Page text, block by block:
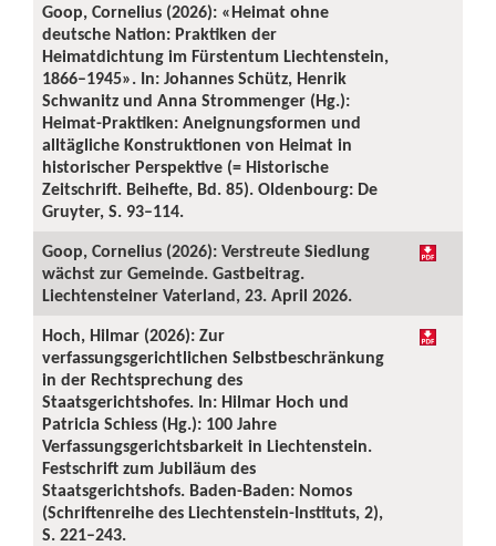
Goop, Cornelius (2026): «Heimat ohne
deutsche Nation: Praktiken der
Heimatdichtung im Fürstentum Liechtenstein,
1866–1945». In: Johannes Schütz, Henrik
Schwanitz und Anna Strommenger (Hg.):
Heimat-Praktiken: Aneignungsformen und
alltägliche Konstruktionen von Heimat in
historischer Perspektive (= Historische
Zeitschrift. Beihefte, Bd. 85). Oldenbourg: De
Gruyter, S. 93–114.
Goop, Cornelius (2026): Verstreute Siedlung
wächst zur Gemeinde. Gastbeitrag.
Liechtensteiner Vaterland, 23. April 2026.
Hoch, Hilmar (2026): Zur
verfassungsgerichtlichen Selbstbeschränkung
in der Rechtsprechung des
Staatsgerichtshofes. In: Hilmar Hoch und
Patricia Schiess (Hg.): 100 Jahre
Verfassungsgerichtsbarkeit in Liechtenstein.
Festschrift zum Jubiläum des
Staatsgerichtshofs. Baden-Baden: Nomos
(Schriftenreihe des Liechtenstein-Instituts, 2),
S. 221–243.